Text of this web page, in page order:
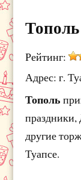
Тополь
Рейтинг:
Адрес: г.
Тополь
праздники,
другие
Туапсе.